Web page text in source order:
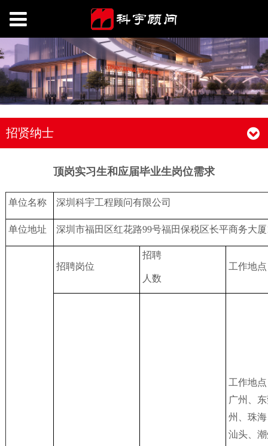
招贤纳士
顶岗实习生和应届毕业生岗位需求
单位名称 深圳科宇工程顾问有限公司
单位地址 深圳市福田区红花路99号福田保税区长平商务大厦
招聘岗位
招聘
人数
工作地点
工作地
广州、
州、珠
汕头、